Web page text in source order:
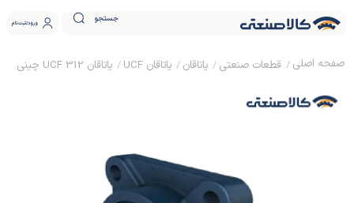
جستجو ورود ثبت نام
قطعات صنعتی یاتاقان یاتاقان UCF یاتاقان UCF 312 چینی